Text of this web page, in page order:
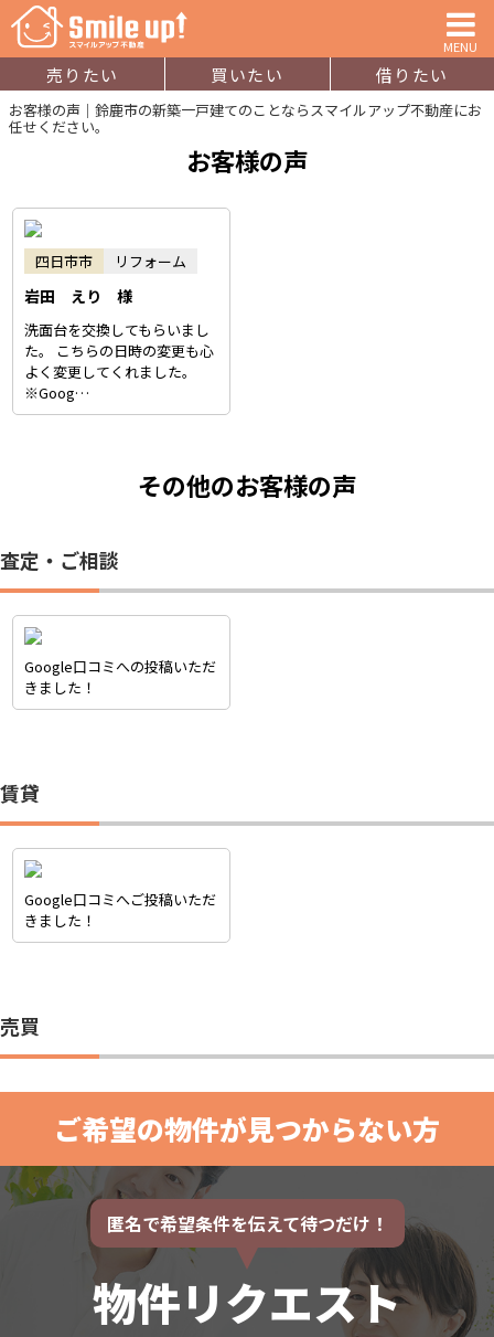
MENU
売りたい 買いたい 借りたい
お客様の声｜鈴鹿市の新築一戸建てのことならスマイルアップ不動産にお
任せください。
お客様の声
四日市市 リフォーム
岩田 えり 様
洗面台を交換してもらいまし
た。 こちらの日時の変更も心
よく変更してくれました。
※Goog…
その他のお客様の声
査定・ご相談
Google口コミへの投稿いただ
きました！
賃貸
Google口コミへご投稿いただ
きました！
売買
ご希望の物件が見つからない方
匿名で希望条件を伝えて待つだけ！
物件リクエスト